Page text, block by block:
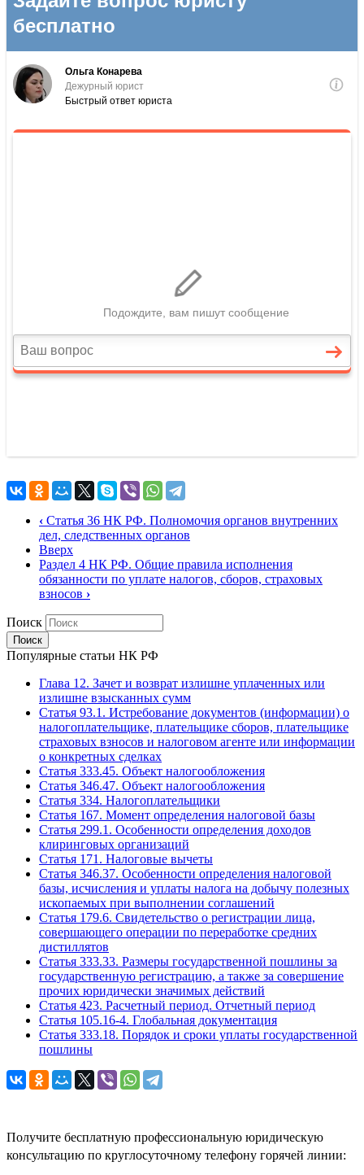
‹ Статья 36 НК РФ. Полномочия органов внутренних
дел, следственных органов
Вверх
Раздел 4 НК РФ. Общие правила исполнения
обязанности по уплате налогов, сборов, страховых
взносов ›
Поиск
Популярные статьи НК РФ
Глава 12. Зачет и возврат излишне уплаченных или
излишне взысканных сумм
Статья 93.1. Истребование документов (информации) о
налогоплательщике, плательщике сборов, плательщике
страховых взносов и налоговом агенте или информации
о конкретных сделках
Статья 333.45. Объект налогообложения
Статья 346.47. Объект налогообложения
Статья 334. Налогоплательщики
Статья 167. Момент определения налоговой базы
Статья 299.1. Особенности определения доходов
клиринговых организаций
Статья 171. Налоговые вычеты
Статья 346.37. Особенности определения налоговой
базы, исчисления и уплаты налога на добычу полезных
ископаемых при выполнении соглашений
Статья 179.6. Свидетельство о регистрации лица,
совершающего операции по переработке средних
дистиллятов
Статья 333.33. Размеры государственной пошлины за
государственную регистрацию, а также за совершение
прочих юридически значимых действий
Статья 423. Расчетный период. Отчетный период
Статья 105.16-4. Глобальная документация
Статья 333.18. Порядок и сроки уплаты государственной
пошлины
Получите бесплатную профессиональную юридическую
консультацию по круглосуточному телефону горячей линии: